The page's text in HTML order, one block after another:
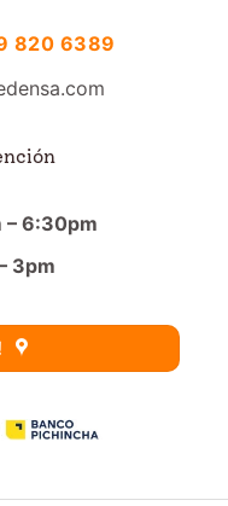
820 6389
– 6:30pm
3pm